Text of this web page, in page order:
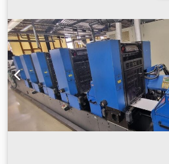
Bobina - Unidade de sucção de
Alimentação com Registro da Bobina
Impressão (Offset) 5. Unidade de
6. Unidade de Impressão DW 2 – Offset
Dispositivo de Virada da Bobina -
bobina Configurações de impressão
de impressão Até 8 cores de
Impressão DW 3 – Offset 9. Unidade
Offset 10. Unidade de Impressão DW 5
Unidade de Impressão DW 6 – Offset
Impressão DW 8 – Offset Secagem